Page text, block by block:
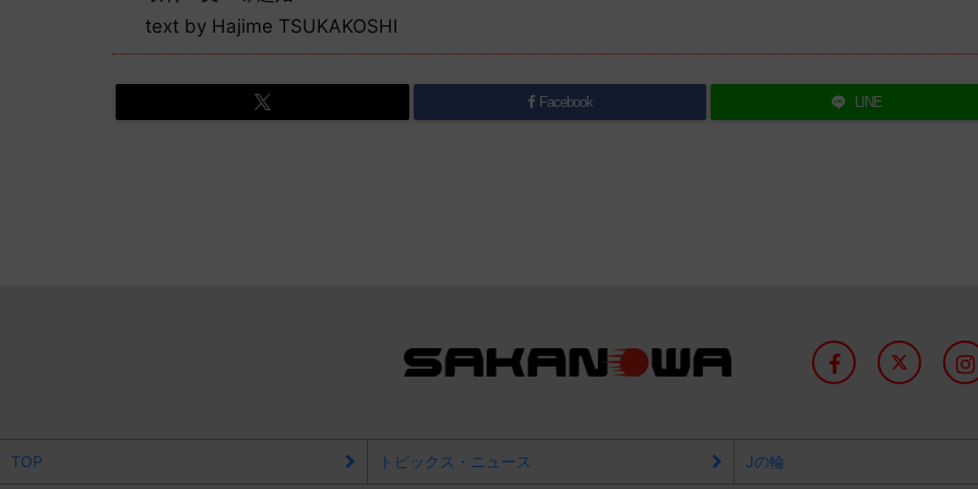
text by Hajime TSUKAKOSHI
Facebook LINE
TOP トピックス・ニュース Jの輪